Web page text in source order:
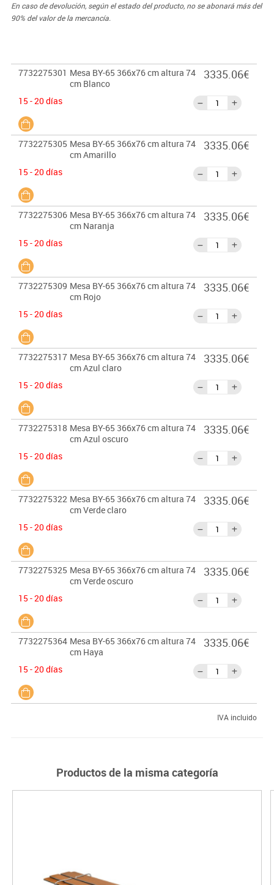
En caso de devolución, según el estado del producto, no se abonará más del
90% del valor de la mercancía.
7732275301 Mesa BY-65 366x76 cm altura 74
cm Blanco
15 - 20 días
3335.06€
7732275305 Mesa BY-65 366x76 cm altura 74
cm Amarillo
15 - 20 días
3335.06€
7732275306 Mesa BY-65 366x76 cm altura 74
cm Naranja
15 - 20 días
3335.06€
7732275309 Mesa BY-65 366x76 cm altura 74
cm Rojo
15 - 20 días
3335.06€
7732275317 Mesa BY-65 366x76 cm altura 74
cm Azul claro
15 - 20 días
3335.06€
7732275318 Mesa BY-65 366x76 cm altura 74
cm Azul oscuro
15 - 20 días
3335.06€
7732275322 Mesa BY-65 366x76 cm altura 74
cm Verde claro
15 - 20 días
3335.06€
7732275325 Mesa BY-65 366x76 cm altura 74
cm Verde oscuro
15 - 20 días
3335.06€
7732275364 Mesa BY-65 366x76 cm altura 74
cm Haya
15 - 20 días
3335.06€
IVA incluido
Productos de la misma categoría